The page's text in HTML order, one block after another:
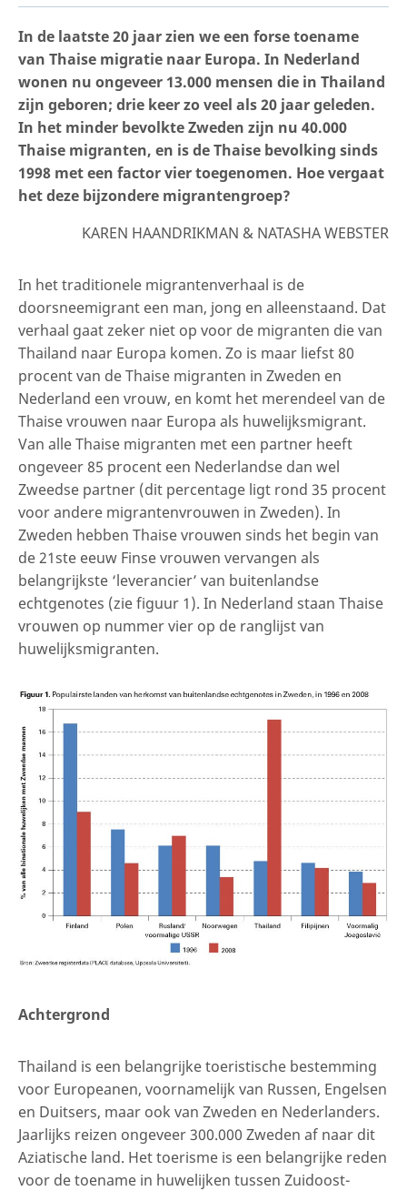
In de laatste 20 jaar zien we een forse toename
van Thaise migratie naar Europa. In Nederland
wonen nu ongeveer 13.000 mensen die in Thailand
zijn geboren; drie keer zo veel als 20 jaar geleden.
In het minder bevolkte Zweden zijn nu 40.000
Thaise migranten, en is de Thaise bevolking sinds
1998 met een factor vier toegenomen. Hoe vergaat
het deze bijzondere migrantengroep?
KAREN HAANDRIKMAN & NATASHA WEBSTER
In het traditionele migrantenverhaal is de
doorsneemigrant een man, jong en alleenstaand. Dat
verhaal gaat zeker niet op voor de migranten die van
Thailand naar Europa komen. Zo is maar liefst 80
procent van de Thaise migranten in Zweden en
Nederland een vrouw, en komt het merendeel van de
Thaise vrouwen naar Europa als huwelijksmigrant.
Van alle Thaise migranten met een partner heeft
ongeveer 85 procent een Nederlandse dan wel
Zweedse partner (dit percentage ligt rond 35 procent
voor andere migrantenvrouwen in Zweden). In
Zweden hebben Thaise vrouwen sinds het begin van
de 21ste eeuw Finse vrouwen vervangen als
belangrijkste ‘leverancier’ van buitenlandse
echtgenotes (zie figuur 1). In Nederland staan Thaise
vrouwen op nummer vier op de ranglijst van
huwelijksmigranten.
Achtergrond
Thailand is een belangrijke toeristische bestemming
voor Europeanen, voornamelijk van Russen, Engelsen
en Duitsers, maar ook van Zweden en Nederlanders.
Jaarlijks reizen ongeveer 300.000 Zweden af naar dit
Aziatische land. Het toerisme is een belangrijke reden
voor de toename in huwelijken tussen Zuidoost-